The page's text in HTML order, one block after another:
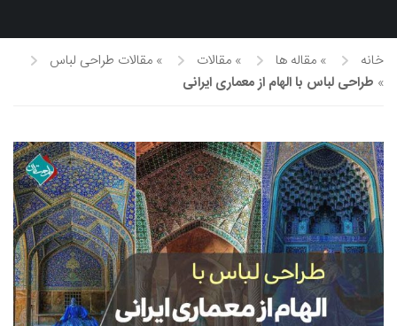
آموزش مجازی طراحی لباس
آموزش مجازی گرافیک
آموزش مجازی طراحی داخلی
نقاشی پاستل
نقاشی رنگ روغن
نقاشی آبرنگ
نقاشی کودک و نوجوان
خوشنویسی نستعلیق
خوشنویسی با خودکار
خط نقاشی
خانه » مقاله ها » مقالات » مقالات طراحی لباس
» طراحی لباس با الهام از معماری ایرانی